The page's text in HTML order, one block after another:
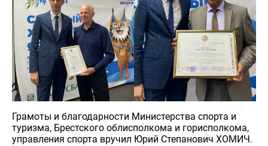
Грамоты и благодарности Министерства спорта и
туризма, Брестского облисполкома и горисполкома,
управления спорта вручил Юрий Степанович ХОМИЧ.